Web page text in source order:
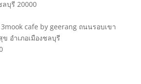
ลบุรี 20000
cafe by geerang ถนนรอบเขา
อำเภอเมืองชลบุรี